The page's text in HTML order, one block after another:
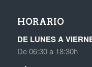
HORARIO
DE LUNES A
De 06:30 a 18:30h